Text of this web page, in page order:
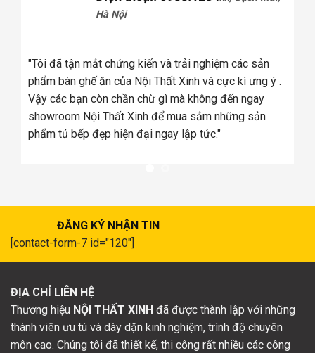
Hà Nội
"Tôi đã tận mắt chứng kiến và trải nghiệm các sản
phẩm bàn ghế ăn của Nội Thất Xinh và cực kì ưng ý .
Vậy các bạn còn chần chừ gì mà không đến ngay
showroom Nội Thất Xinh để mua sắm những sản
phẩm tủ bếp đẹp hiện đại ngay lập tức."
ĐĂNG KÝ NHẬN TIN
[contact-form-7 id="120"]
ĐỊA CHỈ LIÊN HỆ
Thương hiệu NỘI THẤT XINH đã được thành lập với những
thành viên ưu tú và dày dặn kinh nghiệm, trình độ chuyên
môn cao. Chúng tôi đã thiết kế, thi công rất nhiều các công